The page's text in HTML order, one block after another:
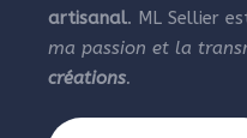
artisanal. ML Sellier
ma passion et la
créations.